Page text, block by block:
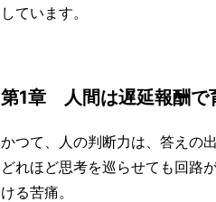
しています。
第1章 人間は遅延報酬で
かつて、人の判断力は、答えの
どれほど思考を巡らせても回路
ける苦痛。